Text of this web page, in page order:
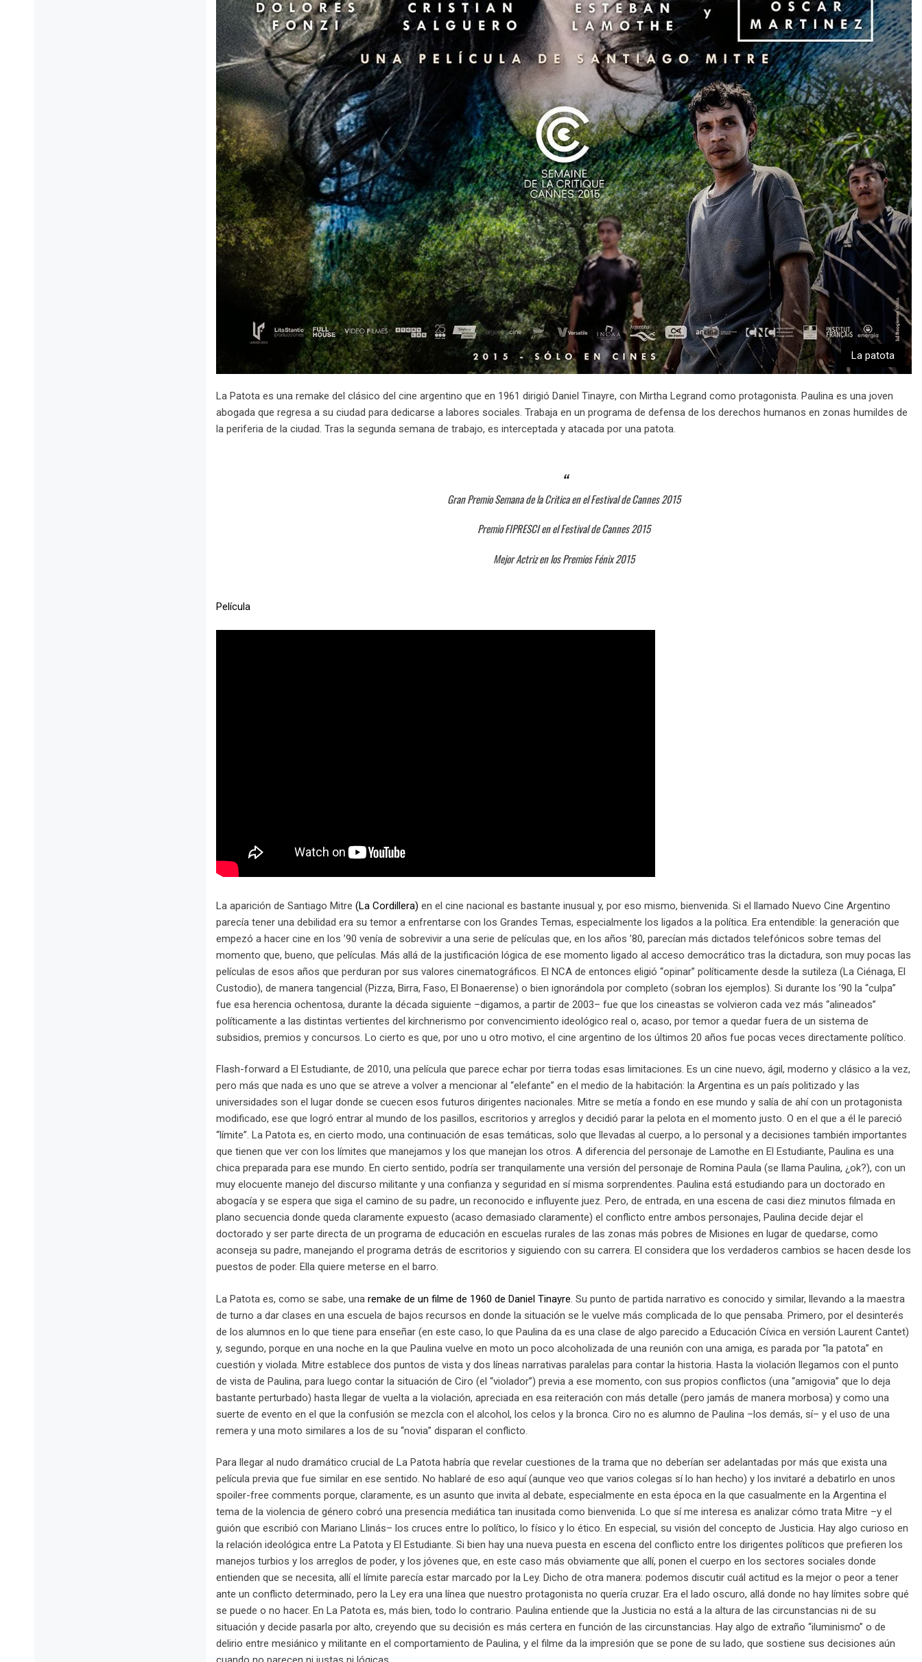
La patota
La Patota es una remake del clásico del cine argentino que en 1961 dirigió Daniel Tinayre, con Mirtha Legrand como protagonista. Paulina es una joven
abogada que regresa a su ciudad para dedicarse a labores sociales. Trabaja en un programa de defensa de los derechos humanos en zonas humildes de
la periferia de la ciudad. Tras la segunda semana de trabajo, es interceptada y atacada por una patota.
Gran Premio Semana de la Critica en el Festival de Cannes 2015
Premio FIPRESCI en el Festival de Cannes 2015
Mejor Actriz en los Premios Fénix 2015
Película
La aparición de Santiago Mitre (La Cordillera) en el cine nacional es bastante inusual y, por eso mismo, bienvenida. Si el llamado Nuevo Cine Argentino
parecía tener una debilidad era su temor a enfrentarse con los Grandes Temas, especialmente los ligados a la política. Era entendible: la generación que
empezó a hacer cine en los ’90 venía de sobrevivir a una serie de películas que, en los años ’80, parecían más dictados telefónicos sobre temas del
momento que, bueno, que películas. Más allá de la justificación lógica de ese momento ligado al acceso democrático tras la dictadura, son muy pocas las
películas de esos años que perduran por sus valores cinematográficos. El NCA de entonces eligió “opinar” políticamente desde la sutileza (La Ciénaga, El
Custodio), de manera tangencial (Pizza, Birra, Faso, El Bonaerense) o bien ignorándola por completo (sobran los ejemplos). Si durante los ’90 la “culpa”
fue esa herencia ochentosa, durante la década siguiente –digamos, a partir de 2003– fue que los cineastas se volvieron cada vez más “alineados”
políticamente a las distintas vertientes del kirchnerismo por convencimiento ideológico real o, acaso, por temor a quedar fuera de un sistema de
subsidios, premios y concursos. Lo cierto es que, por uno u otro motivo, el cine argentino de los últimos 20 años fue pocas veces directamente político.
Flash-forward a El Estudiante, de 2010, una película que parece echar por tierra todas esas limitaciones. Es un cine nuevo, ágil, moderno y clásico a la vez,
pero más que nada es uno que se atreve a volver a mencionar al “elefante” en el medio de la habitación: la Argentina es un país politizado y las
universidades son el lugar donde se cuecen esos futuros dirigentes nacionales. Mitre se metía a fondo en ese mundo y salía de ahí con un protagonista
modificado, ese que logró entrar al mundo de los pasillos, escritorios y arreglos y decidió parar la pelota en el momento justo. O en el que a él le pareció
“límite”. La Patota es, en cierto modo, una continuación de esas temáticas, solo que llevadas al cuerpo, a lo personal y a decisiones también importantes
que tienen que ver con los límites que manejamos y los que manejan los otros. A diferencia del personaje de Lamothe en El Estudiante, Paulina es una
chica preparada para ese mundo. En cierto sentido, podría ser tranquilamente una versión del personaje de Romina Paula (se llama Paulina, ¿ok?), con un
muy elocuente manejo del discurso militante y una confianza y seguridad en sí misma sorprendentes. Paulina está estudiando para un doctorado en
abogacía y se espera que siga el camino de su padre, un reconocido e influyente juez. Pero, de entrada, en una escena de casi diez minutos filmada en
plano secuencia donde queda claramente expuesto (acaso demasiado claramente) el conflicto entre ambos personajes, Paulina decide dejar el
doctorado y ser parte directa de un programa de educación en escuelas rurales de las zonas más pobres de Misiones en lugar de quedarse, como
aconseja su padre, manejando el programa detrás de escritorios y siguiendo con su carrera. El considera que los verdaderos cambios se hacen desde los
puestos de poder. Ella quiere meterse en el barro.
La Patota es, como se sabe, una remake de un filme de 1960 de Daniel Tinayre. Su punto de partida narrativo es conocido y similar, llevando a la maestra
de turno a dar clases en una escuela de bajos recursos en donde la situación se le vuelve más complicada de lo que pensaba. Primero, por el desinterés
de los alumnos en lo que tiene para enseñar (en este caso, lo que Paulina da es una clase de algo parecido a Educación Cívica en versión Laurent Cantet)
y, segundo, porque en una noche en la que Paulina vuelve en moto un poco alcoholizada de una reunión con una amiga, es parada por “la patota” en
cuestión y violada. Mitre establece dos puntos de vista y dos líneas narrativas paralelas para contar la historia. Hasta la violación llegamos con el punto
de vista de Paulina, para luego contar la situación de Ciro (el “violador”) previa a ese momento, con sus propios conflictos (una “amigovia” que lo deja
bastante perturbado) hasta llegar de vuelta a la violación, apreciada en esa reiteración con más detalle (pero jamás de manera morbosa) y como una
suerte de evento en el que la confusión se mezcla con el alcohol, los celos y la bronca. Ciro no es alumno de Paulina –los demás, sí– y el uso de una
remera y una moto similares a los de su “novia” disparan el conflicto.
Para llegar al nudo dramático crucial de La Patota habría que revelar cuestiones de la trama que no deberían ser adelantadas por más que exista una
película previa que fue similar en ese sentido. No hablaré de eso aquí (aunque veo que varios colegas sí lo han hecho) y los invitaré a debatirlo en unos
spoiler-free comments porque, claramente, es un asunto que invita al debate, especialmente en esta época en la que casualmente en la Argentina el
tema de la violencia de género cobró una presencia mediática tan inusitada como bienvenida. Lo que sí me interesa es analizar cómo trata Mitre –y el
guión que escribió con Mariano Llinás– los cruces entre lo político, lo físico y lo ético. En especial, su visión del concepto de Justicia. Hay algo curioso en
la relación ideológica entre La Patota y El Estudiante. Si bien hay una nueva puesta en escena del conflicto entre los dirigentes políticos que prefieren los
manejos turbios y los arreglos de poder, y los jóvenes que, en este caso más obviamente que allí, ponen el cuerpo en los sectores sociales donde
entienden que se necesita, allí el límite parecía estar marcado por la Ley. Dicho de otra manera: podemos discutir cuál actitud es la mejor o peor a tener
ante un conflicto determinado, pero la Ley era una línea que nuestro protagonista no quería cruzar. Era el lado oscuro, allá donde no hay límites sobre qué
se puede o no hacer. En La Patota es, más bien, todo lo contrario. Paulina entiende que la Justicia no está a la altura de las circunstancias ni de su
situación y decide pasarla por alto, creyendo que su decisión es más certera en función de las circunstancias. Hay algo de extraño “iluminismo” o de
delirio entre mesiánico y militante en el comportamiento de Paulina, y el filme da la impresión que se pone de su lado, que sostiene sus decisiones aún